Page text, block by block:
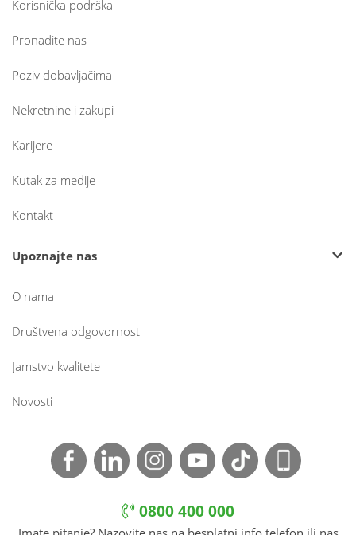
Korisnička podrška
Pronađite nas
Poziv dobavljačima
Nekretnine i zakupi
Karijere
Kutak za medije
Kontakt
Upoznajte nas
O nama
Društvena odgovornost
Jamstvo kvalitete
Novosti
0800 400 000